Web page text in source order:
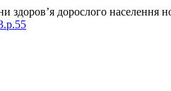
дорослого населення